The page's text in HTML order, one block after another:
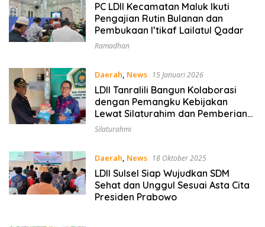
PC LDII Kecamatan Maluk Ikuti
Pengajian Rutin Bulanan dan
Pembukaan I’tikaf Lailatul Qadar
Ramadhan
Daerah, News 15 Januari 2026
LDII Tanralili Bangun Kolaborasi
dengan Pemangku Kebijakan
Lewat Silaturahim dan Pemberian
Majalah Nuansa Persada
Silaturahmi
Daerah, News 18 Oktober 2025
LDII Sulsel Siap Wujudkan SDM
Sehat dan Unggul Sesuai Asta Cita
Presiden Prabowo